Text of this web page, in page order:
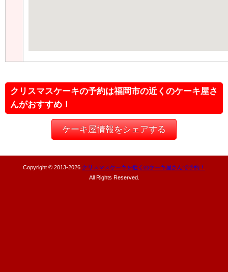
クリスマスケーキの予約は福岡市の近くのケーキ屋さ
んがおすすめ！
ケーキ屋情報をシェアする
Copyright © 2013-2026 クリスマスケーキを近くのケーキ屋さんで予約！
All Rights Reserved.